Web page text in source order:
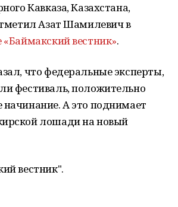
Кавказа, Казахстана,
Азат Шамилевич в
«Баймакский вестник».
что федеральные эксперты,
фестиваль, положительно
А это поднимает
лошади на новый
вестник".